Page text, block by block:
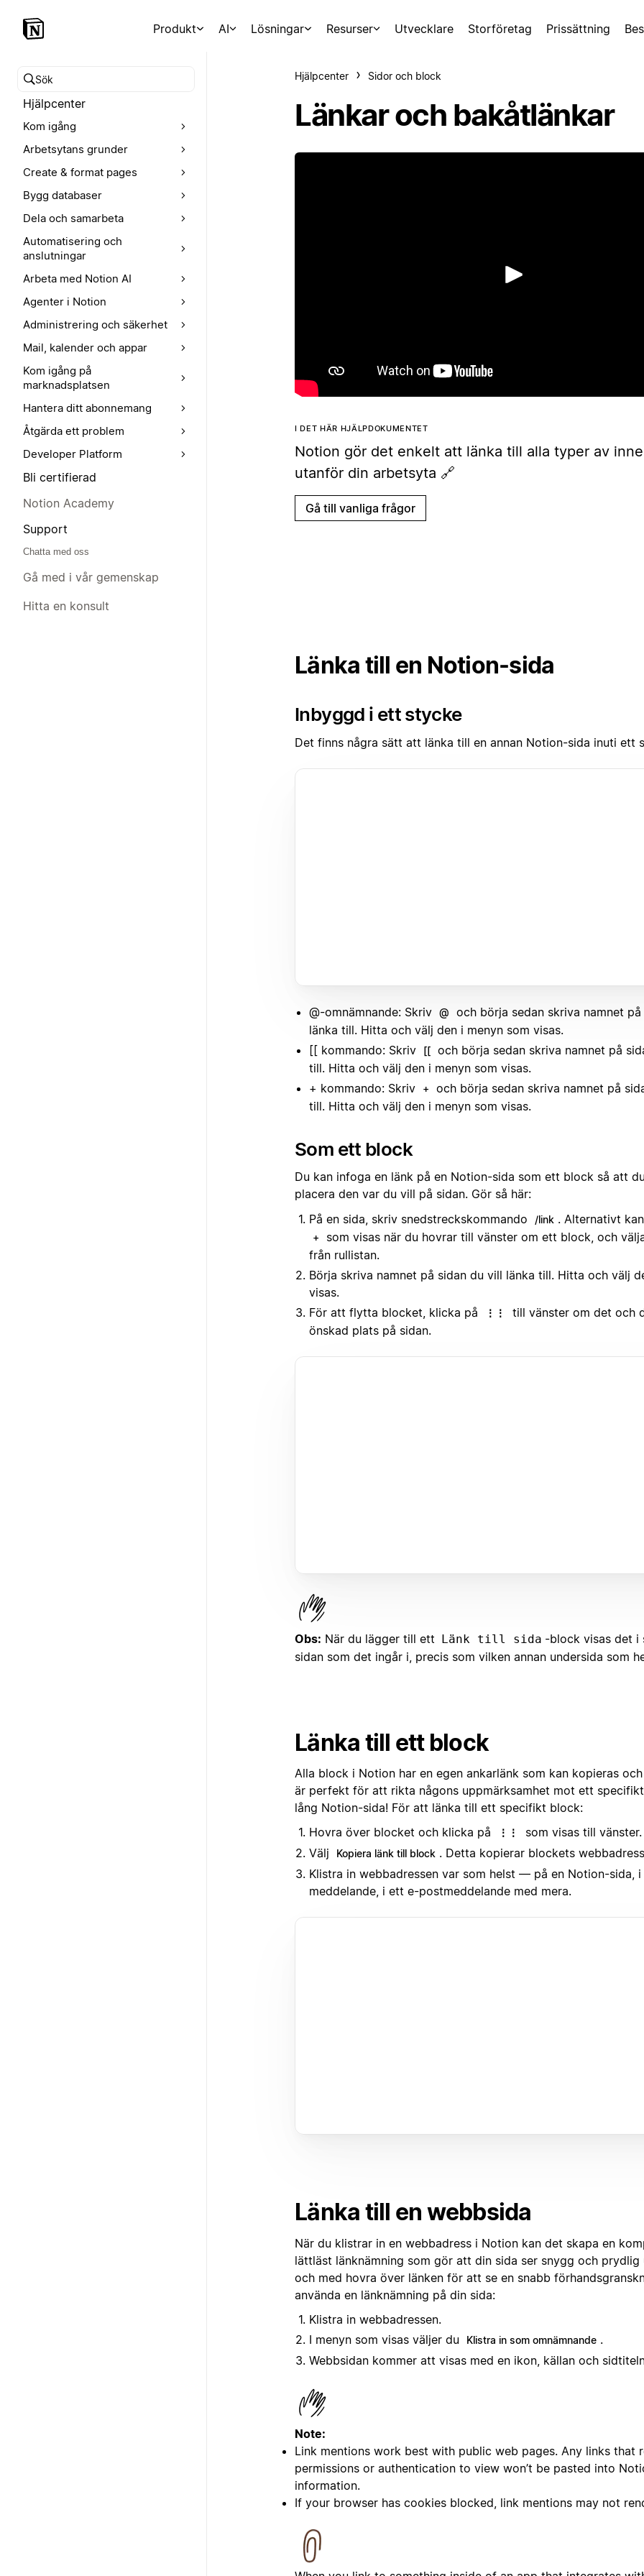
Produkt AI Lösningar Resurser Utvecklare Storföretag Prissättning
Sök i hjälpcentret
Hjälpcenter
Kom igång
Arbetsytans grunder
Create & format pages
Bygg databaser
Dela och samarbeta
Automatisering och
anslutningar
Arbeta med Notion AI
Agenter i Notion
Administrering och säkerhet
Mail, kalender och appar
Kom igång på
marknadsplatsen
Hantera ditt abonnemang
Åtgärda ett problem
Developer Platform
Bli certifierad
Notion Academy
Support
Chatta med oss
Gå med i vår gemenskap
Hitta en konsult
Hjälpcenter Sidor och block
Länkar och bakåtlänkar
Spela upp
I DET HÄR HJÄLPDOKUMENTET
Notion gör det enkelt att länka till alla typer av
utanför din arbetsyta 🔗
Gå till vanliga frågor
Länka till en Notion-sida
Inbyggd i ett stycke
Det finns några sätt att länka till en annan Notion-sida inuti ett
@-omnämnande: Skriv @
och börja sedan skriva namnet
länka till. Hitta och välj den i menyn som visas.
[[ kommando: Skriv
[[ och börja sedan skriva namnet på
till. Hitta och välj den i menyn som visas.
+ kommando: Skriv
+
och börja sedan skriva namnet på
till. Hitta och välj den i menyn som visas.
Som ett block
Du kan infoga en länk på en Notion-sida som ett block så att
placera den var du vill på sidan. Gör så här:
På en sida, skriv snedstreckskommando
/link . Alternativt
+ som visas när du hovrar till vänster om ett block, och
från rullistan.
Börja skriva namnet på sidan du vill länka till. Hitta och välj
visas.
För att flytta blocket, klicka på
⋮⋮
till vänster om det och
önskad plats på sidan.
Obs: När du lägger till ett Länk till sida -block visas det i
sidan som det ingår i, precis som vilken annan undersida som
Länka till ett block
Alla block i Notion har en egen ankarlänk som kan kopieras
är perfekt för att rikta någons uppmärksamhet mot ett
lång Notion-sida! För att länka till ett specifikt block:
Hovra över blocket och klicka på
⋮⋮
som visas till vänster.
Välj
Kopiera länk till block . Detta kopierar blockets
Klistra in webbadressen var som helst — på en Notion-sida,
meddelande, i ett e-postmeddelande med mera.
Länka till en webbsida
När du klistrar in en webbadress i Notion kan det skapa en
lättläst länknämning som gör att din sida ser snygg och prydlig
och med hovra över länken för att se en snabb
använda en länknämning på din sida:
Klistra in webbadressen.
I menyn som visas väljer du
Klistra in som omnämnande .
Webbsidan kommer att visas med en ikon, källan och
Note:
Link mentions work best with public web pages. Any links that
permissions or authentication to view won’t be pasted into
information.
If your browser has cookies blocked, link mentions may not